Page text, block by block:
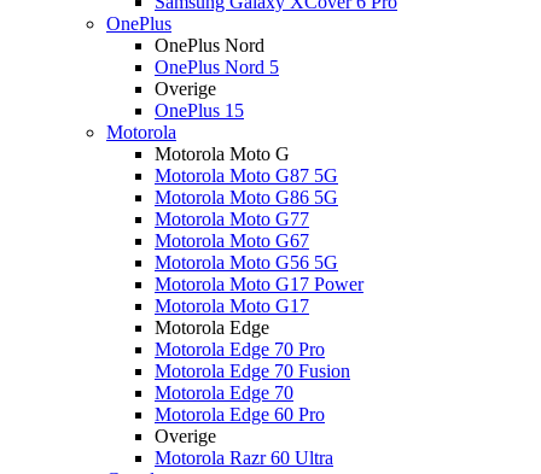
OnePlus
OnePlus Nord
OnePlus Nord 5
Overige
OnePlus 15
Motorola
Motorola Moto G
Motorola Moto G87 5G
Motorola Moto G86 5G
Motorola Moto G77
Motorola Moto G67
Motorola Moto G56 5G
Motorola Moto G17 Power
Motorola Moto G17
Motorola Edge
Motorola Edge 70 Pro
Motorola Edge 70 Fusion
Motorola Edge 70
Motorola Edge 60 Pro
Overige
Motorola Razr 60 Ultra